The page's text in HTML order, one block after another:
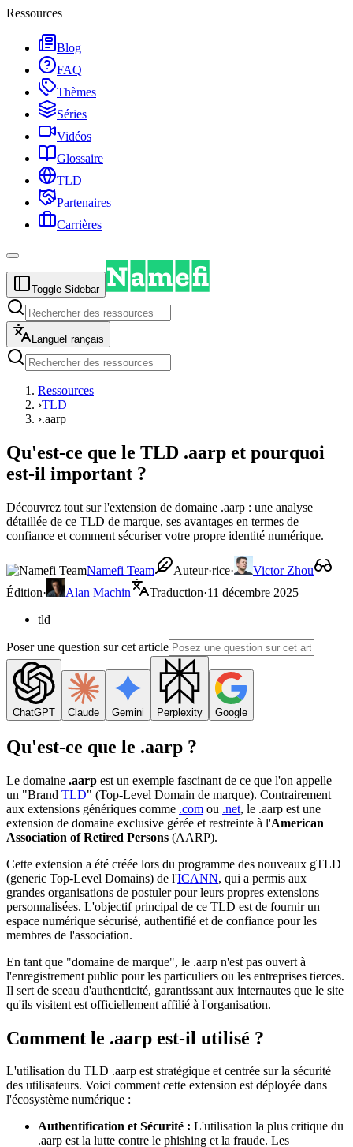
Ressources
Blog
FAQ
Thèmes
Séries
Vidéos
Glossaire
TLD
Partenaires
Carrières
Toggle Sidebar
LangueFrançais
Ressources
›TLD
›.aarp
Qu'est-ce que le TLD .aarp et pourquoi
est-il important ?
Découvrez tout sur l'extension de domaine .aarp : une analyse
détaillée de ce TLD de marque, ses avantages en termes de
confiance et comment sécuriser votre propre identité numérique.
Namefi Team Auteur·rice·
Victor Zhou
Édition· Alan Machin Traduction·11 décembre 2025
tld
Poser une question sur cet article
ChatGPT Claude Gemini Perplexity Google
Qu'est-ce que le .aarp ?
Le domaine .aarp est un exemple fascinant de ce que l'on appelle
un "Brand TLD" (Top-Level Domain de marque). Contrairement
aux extensions génériques comme .com ou .net, le .aarp est une
extension de domaine exclusive gérée et restreinte à l'American
Association of Retired Persons (AARP).
Cette extension a été créée lors du programme des nouveaux gTLD
(generic Top-Level Domains) de l'ICANN, qui a permis aux
grandes organisations de postuler pour leurs propres extensions
personnalisées. L'objectif principal de ce TLD est de fournir un
espace numérique sécurisé, authentifié et de confiance pour les
membres de l'association.
En tant que "domaine de marque", le .aarp n'est pas ouvert à
l'enregistrement public pour les particuliers ou les entreprises tierces.
Il sert de sceau d'authenticité, garantissant aux internautes que le site
qu'ils visitent est officiellement affilié à l'organisation.
Comment le .aarp est-il utilisé ?
L'utilisation du TLD .aarp est stratégique et centrée sur la sécurité
des utilisateurs. Voici comment cette extension est déployée dans
l'écosystème numérique :
Authentification et Sécurité : L'utilisation la plus critique du
.aarp est la lutte contre le phishing et la fraude. Les